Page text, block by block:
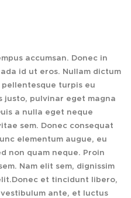
accumsan. Donec in
id ut eros. Nullam dictum
pellentesque turpis eu
pulvinar eget magna
a nulla eget neque
sem. Donec consequat
elementum augue, eu
non quam neque. Proin
Nam elit sem, dignissim
et tincidunt libero,
ante, et luctus